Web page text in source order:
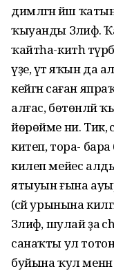
димләгән йәш
ҡыуанды Зәлифә.
ҡайтһа-китһә
үҙе, үтә яҡын да
кейгән саған
алғас, бөтөнләй
йөрөйме ни. Тик,
китеп, тора- бара
килеп мейес
ятыуын ғына
(әсәй урынына
Зәлифә, шулай ҙа
санаҡты ул
буйына ҡул